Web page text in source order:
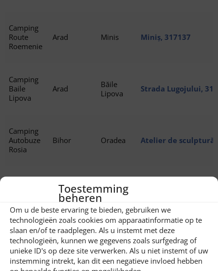
Toestemming
beheren
Om u de beste ervaring te bieden, gebruiken we
technologieën zoals cookies om apparaatinformatie op te
slaan en/of te raadplegen. Als u instemt met deze
technologieën, kunnen we gegevens zoals surfgedrag of
unieke ID's op deze site verwerken. Als u niet instemt of uw
instemming intrekt, kan dit een negatieve invloed hebben
Camping
Route
Roemenie
Arad Minis Miniș, 317137
Camping
Baile
Lipova
Arad
Băile
Lipova
Strada Lugojului,
Camping
Autobuze
Rosia
Bihor Oradea Atelier de sculptură
Bihor Glăvoi
Camping
Robinson
Country
Bihor Oradea Strada Marin Preda